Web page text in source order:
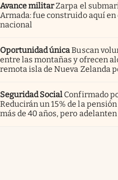
Avance militarZarpa el
Armada: fue construido aquí
nacional
Oportunidad únicaBuscan
entre las montañas y ofrecen
remota isla de Nueva Zelanda
Seguridad Social Confirmado
Reducirán un 15% de la
más de 40 años, pero